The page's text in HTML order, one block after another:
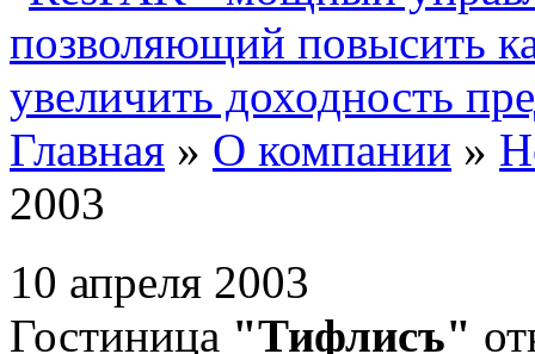
Главная » О компании »
2003
10 апреля 2003
Гостиница "Тифлисъ"